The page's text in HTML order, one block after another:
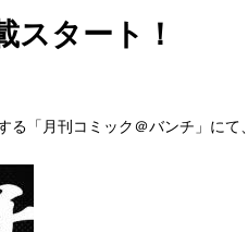
スタート！
「月刊コミック＠バンチ」にて、